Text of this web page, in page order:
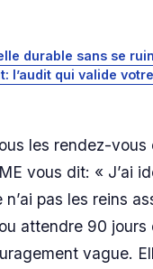
durable sans se
l’audit qui valide
les rendez-vous
vous dit: « J’ai
pas les reins
attendre 90 jours
vague.